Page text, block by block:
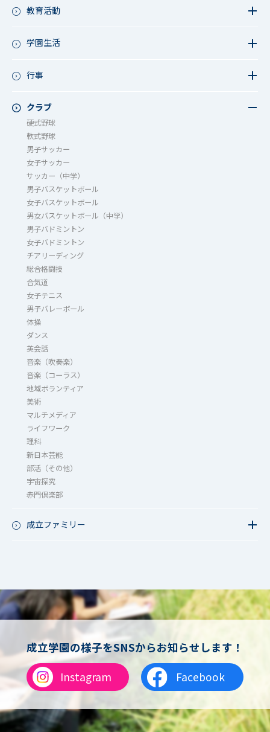
教育活動
教育活動（高校）
アース・プロジェクト
学園生活
今日の1枚～ｸﾗｽ&ｸﾗﾌﾞ編～
行事
成立祭（文化祭）
行事（その他）
夏フェス
クラブ
硬式野球
軟式野球
男子サッカー
女子サッカー
サッカー（中学）
男子バスケットボール
女子バスケットボール
男女バスケットボール（中学）
男子バドミントン
女子バドミントン
チアリーディング
総合格闘技
合気道
女子テニス
男子バレーボール
体操
ダンス
英会話
音楽（吹奏楽）
音楽（コーラス）
地域ボランティア
美術
マルチメディア
ライフワーク
理科
新日本芸能
部活（その他）
宇宙探究
赤門倶楽部
成立ファミリー
成立学園の様子をSNSからお知らせします！
Instagram
Facebook